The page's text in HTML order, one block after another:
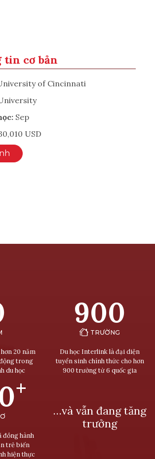
tin cơ bản
of Cincinnati
Sep
USD
20 năm
trong
du học
900
TRƯỜNG
Du học Interlink là đại diện
tuyển sinh chính thức cho hơn
900 trường từ 6 quốc gia
+
đồng hành
trẻ biến
hiện thực
…và vẫn đang tăng
trưởng